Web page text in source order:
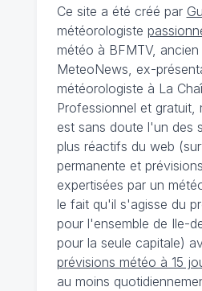
Ce site a été créé par
météorologiste
météo à BFMTV,
MeteoNews, ex-
météorologiste à La
Professionnel et gratuit,
est sans doute l'un des
plus réactifs du web
permanente et
expertisées par un
le fait qu'il s'agisse du
pour l'ensemble de Ile-
pour la seule capitale)
prévisions météo à 15
au moins